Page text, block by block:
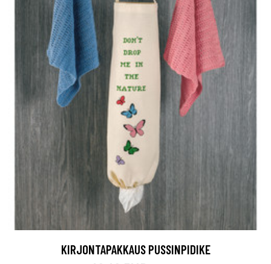
KIRJONTAPAKKAUS PUSSINPIDIKE